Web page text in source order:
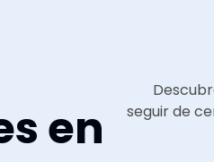
en
seguir de